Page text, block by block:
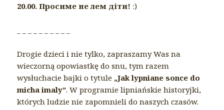
20.00. Просиме не лем діти! :)
Drogie dzieci i nie tylko, zapraszamy Was na
wieczorną opowiastkę do snu, tym razem
wysłuchacie bajki o tytule „Jak lypniane sonce do
micha imaly”. W programie lipniańskie historyjki,
których ludzie nie zapomnieli do naszych czasów.